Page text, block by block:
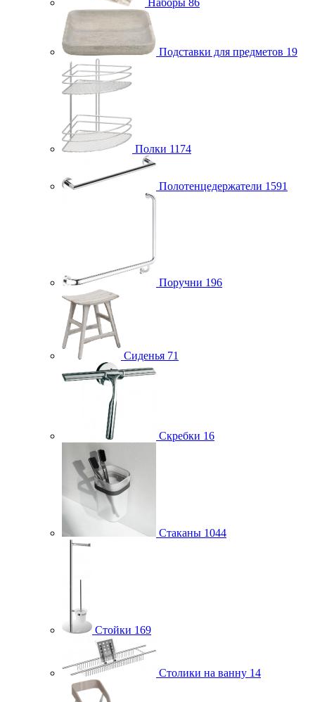
Наборы 86
Подставки для предметов 19
Полки 1174
Полотенцедержатели 1591
Поручни 196
Сиденья 71
Скребки 16
Стаканы 1044
Стойки 169
Столики на ванну 14